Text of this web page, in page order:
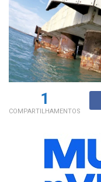
1
COMPARTILHAMENTOS